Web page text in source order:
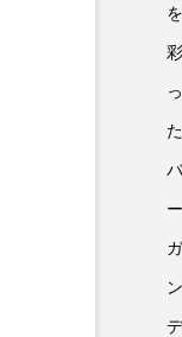
を
彩
っ
た
バ
ー
ガ
ン
デ